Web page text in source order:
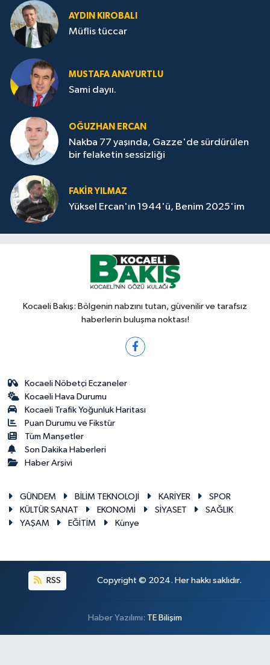
AYDIN KIROBALI
Müflis tüccar
MUSTAFA ANAYURTLU
Sami dayıı.
OĞUZHAN ERCAN
Nakba 77 yaşında, Gazze'de sürdürülen
bir felaketin sessizliği
FAKİR YILMAZ
Yüksel Ercan'ın 1944'ü, Benim 2025'im
Kocaeli Bakış: Bölgenin nabzını tutan, güvenilir ve tarafsız
haberlerin buluşma noktası!
Kocaeli Nöbetçi Eczaneler
Kocaeli Hava Durumu
Kocaeli Trafik Yoğunluk Haritası
Puan Durumu ve Fikstür
Tüm Manşetler
Son Dakika Haberleri
Haber Arşivi
GÜNDEM BİLİM TEKNOLOJİ KARİYER
SPOR
KÜLTÜR SANAT
EKONOMİ SİYASET
SAĞLIK
YAŞAM
EĞİTİM Künye
RSS Copyright © 2024. Her hakkı saklıdır.
Haber Yazılımı: TE Bilişim